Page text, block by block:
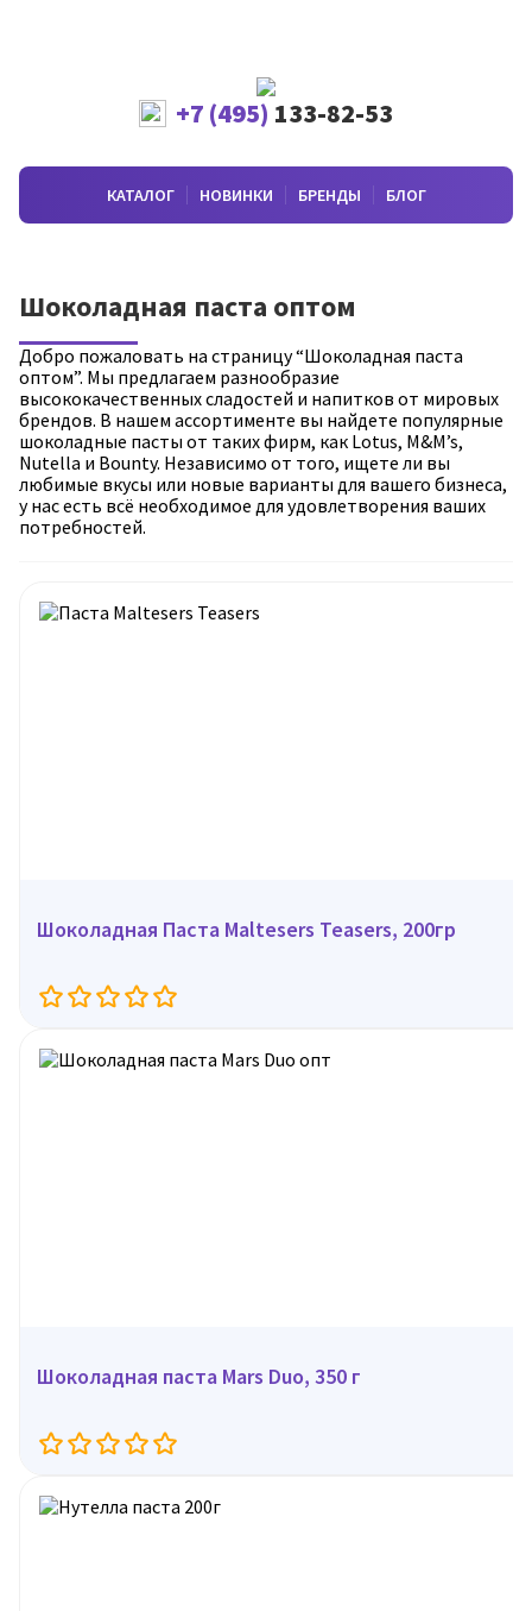
+7 (495) 133-82-53
КАТАЛОГ НОВИНКИ БРЕНДЫ БЛОГ
Шоколадная паста оптом
Добро пожаловать на страницу “Шоколадная паста
оптом”. Мы предлагаем разнообразие
высококачественных сладостей и напитков от мировых
брендов. В нашем ассортименте вы найдете популярные
шоколадные пасты от таких фирм, как Lotus, M&M’s,
Nutella и Bounty. Независимо от того, ищете ли вы
любимые вкусы или новые варианты для вашего бизнеса,
у нас есть всё необходимое для удовлетворения ваших
потребностей.
Шоколадная Паста Maltesers Teasers, 200гр
Шоколадная паста Mars Duo, 350 г